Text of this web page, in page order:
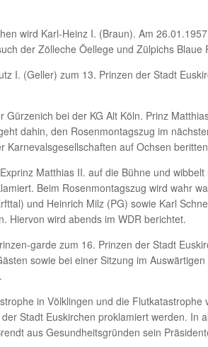
wird Karl-Heinz I. (Braun). Am
der Zölleche Öellege und Zülpichs Blaue
I. (Geller) zum 13. Prinzen der Stadt
bei der KG Alt Köln. Prinz
dahin, den Rosenmontagszug im
auf Ochsen
Matthias II. auf die Bühne und
Beim Rosenmontagszug wird wahr
und Heinrich Milz (PG) sowie Karl
Hiervon wird abends im WDR berichtet.
garde zum 16. Prinzen der Stadt
sowie bei einer Sitzung im
in Völklingen und die Flutkatastrophe
Stadt Euskirchen proklamiert werden. In
aus Gesundheitsgründen sein